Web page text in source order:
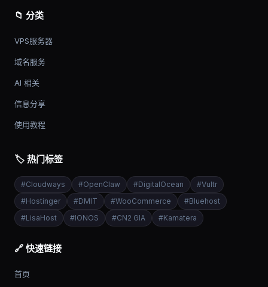
📁 分类
VPS服务器
域名服务
AI 相关
信息分享
使用教程
🏷️ 热门标签
#Cloudways #OpenClaw #DigitalOcean #Vultr
#Hostinger #DMIT #WooCommerce #Bluehost
#LisaHost #IONOS #CN2 GIA #Kamatera
🔗 快速链接
首页